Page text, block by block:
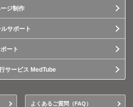
ジ制作
サポート
ート
サービス MedTube
よくあるご質問（FAQ）